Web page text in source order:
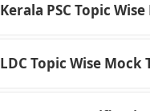
Kerala PSC Topic
LDC Topic Wise Mock